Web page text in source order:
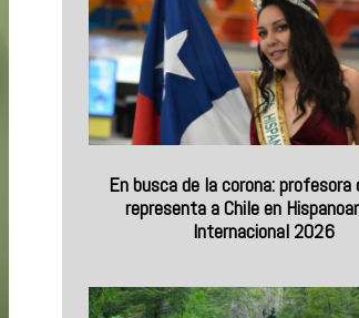
En busca de la corona: profesora
representa a Chile en
Internacional 2026